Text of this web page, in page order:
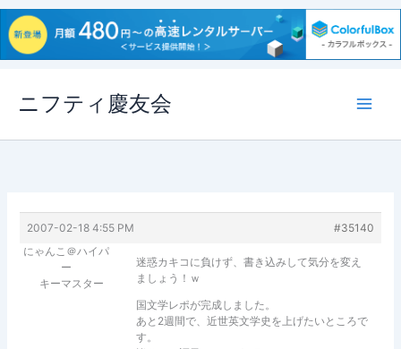
ス
ニフティ慶友会
2007-02-18 4:55 PM
#35140
にゃんこ＠ハイパ
ー
キーマスター
迷惑カキコに負けず、書き込みして気分を変え
ましょう！ｗ
国文学レポが完成しました。
あと2週間で、近世英文学史を上げたいところで
す。